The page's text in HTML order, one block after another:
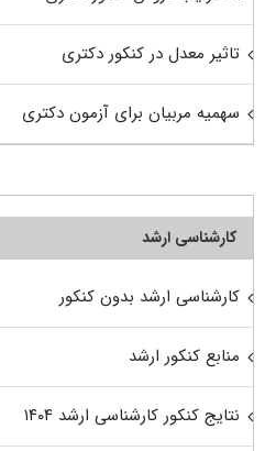
تاثیر معدل در کنکور دکتری
سهمیه مربیان برای آزمون دکتری
کارشناسی ارشد
کارشناسی ارشد بدون کنکور
منابع کنکور ارشد
نتایج کنکور کارشناسی ارشد ۱۴۰۴